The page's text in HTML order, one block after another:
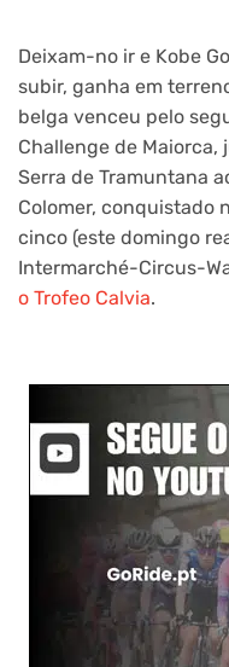
Deixam-no ir e Kobe
subir, ganha em
belga venceu pelo
Challenge de Maiorca,
Serra de Tramuntana
Colomer, conquistado
cinco (este domingo
Intermarché-Circus-
o Trofeo Calvia.